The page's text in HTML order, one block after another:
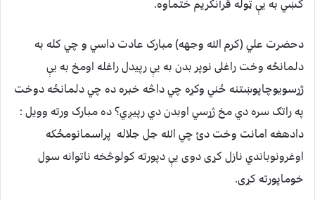
کښي به يې ټوله قرآنکريم ختماوه.
دحضرت علي (کرم الله وجهه) مبارک عادت داسي و چي کله به
دلمانځه وخت راغلى نوپر بدن به يې رپيدل راغله اومخ به يې
ژړسويوچاپوښتنه ځني وکړه چي داڅه خبره ده چي دلمانځه دوخت
په راتګ سره دي مخ ژړسي اوبدن دي رپيږي؟ ده مبارک ورته وويل :
دادهغه امانت وخت دئ چي الله جل جلاله پراسمانومځکه
اوغرونوباندي نازل کړى دوى يې دپورته کولوڅخه ناتوانه سول
خوماپورته کړى.